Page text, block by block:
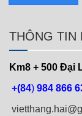
THÔNG TIN
Km8 + 500 Đại
+(84) 984 866